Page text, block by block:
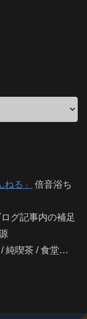
る」
倍音浴ち
グ記事内の補足
純喫茶 / 食堂…